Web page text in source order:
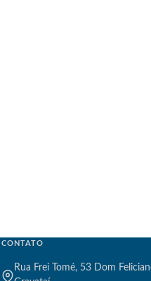
CONTATO
Rua Frei Tomé, 53 Dom